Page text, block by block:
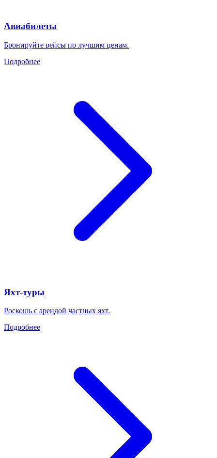
Авиабилеты
Бронируйте рейсы по лучшим ценам.
Подробнее
Яхт-туры
Роскошь с арендой частных яхт.
Подробнее